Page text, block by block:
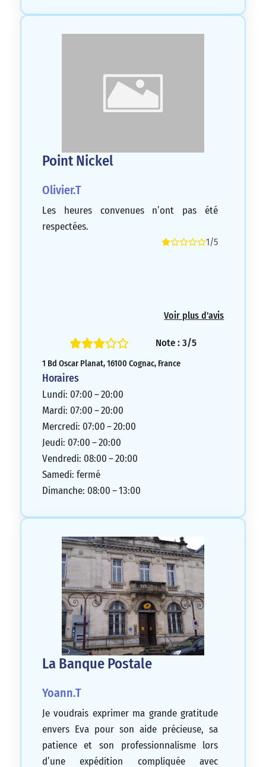
Point Nickel
Olivier.T
Les heures convenues n’ont pas été
respectées.
1/5
Voir plus d'avis
Note : 3/5
1 Bd Oscar Planat, 16100 Cognac, France
Horaires
Lundi: 07:00 – 20:00
Mardi: 07:00 – 20:00
Mercredi: 07:00 – 20:00
Jeudi: 07:00 – 20:00
Vendredi: 08:00 – 20:00
Samedi: fermé
Dimanche: 08:00 – 13:00
La Banque Postale
Yoann.T
Je voudrais exprimer ma grande gratitude
envers Eva pour son aide précieuse, sa
patience et son professionnalisme lors
d’une expédition compliquée avec